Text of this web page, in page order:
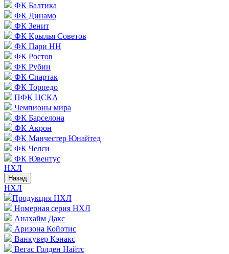
ФК Балтика
ФК Динамо
ФК Зенит
ФК Крылья Советов
ФК Пари НН
ФК Ростов
ФК Рубин
ФК Спартак
ФК Торпедо
ПФК ЦСКА
Чемпионы мира
ФК Барселона
ФК Акрон
ФК Манчестер Юнайтед
ФК Челси
ФК Ювентус
НХЛ
Назад
НХЛ
Продукция НХЛ
Номерная серия НХЛ
Анахайм Дакс
Аризона Койотис
Ванкувер Кэнакс
Вегас Голден Найтс